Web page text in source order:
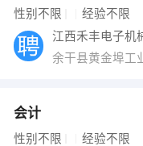
性别不限 经验不限
江西禾丰电子机
余干县黄金埠工
会计
性别不限 经验不限